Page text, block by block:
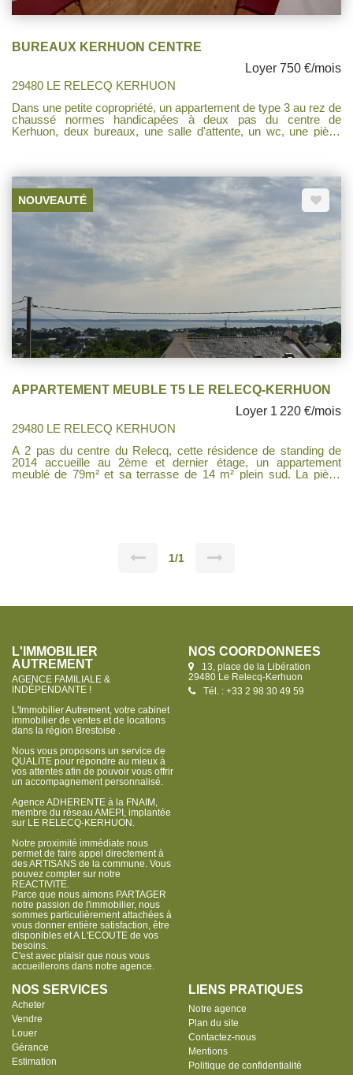
BUREAUX KERHUON CENTRE
Loyer 750 €/mois
29480 LE RELECQ KERHUON
Dans une petite copropriété, un appartement de type 3 au rez de
chaussé normes handicapées à deux pas du centre de
Kerhuon, deux bureaux, une salle d'attente, un wc, une pièce
NOUVEAUTÉ
APPARTEMENT MEUBLE T5 LE RELECQ-KERHUON
Loyer 1 220 €/mois
29480 LE RELECQ KERHUON
A 2 pas du centre du Relecq, cette résidence de standing de
2014 accueille au 2ème et dernier étage, un appartement
meublé de 79m² et sa terrasse de 14 m² plein sud. La pièce
1/1
L'IMMOBILIER
AUTREMENT
AGENCE FAMILIALE &
INDÉPENDANTE !
L'Immobilier Autrement, votre cabinet
immobilier de ventes et de locations
dans la région Brestoise .
Nous vous proposons un service de
QUALITE pour répondre au mieux à
vos attentes afin de pouvoir vous offrir
un accompagnement personnalisé.
Agence ADHERENTE à la FNAIM,
membre du réseau AMEPI, implantée
sur LE RELECQ-KERHUON.
Notre proximité immédiate nous
permet de faire appel directement à
des ARTISANS de la commune. Vous
pouvez compter sur notre
REACTIVITE.
Parce que nous aimons PARTAGER
notre passion de l'immobilier, nous
sommes particulièrement attachées à
vous donner entière satisfaction, être
disponibles et A L'ECOUTE de vos
besoins.
C'est avec plaisir que nous vous
accueillerons dans notre agence.
NOS COORDONNÉES
13, place de la Libération
29480 Le Relecq-Kerhuon
Tél. : +33 2 98 30 49 59
NOS SERVICES
Acheter
Vendre
Louer
Gérance
Estimation
LIENS PRATIQUES
Notre agence
Plan du site
Contactez-nous
Mentions
Politique de confidentialité